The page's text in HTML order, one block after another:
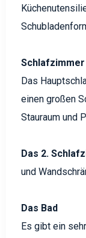
Schlafzimmer
Das
einen großen
Stauraum und
Das 2.
und
Das Bad
Es gibt ein